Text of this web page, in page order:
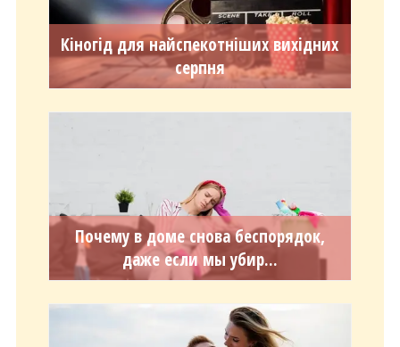
Кіногід для найспекотніших вихідних
серпня
Почему в доме снова беспорядок,
даже если мы убир...